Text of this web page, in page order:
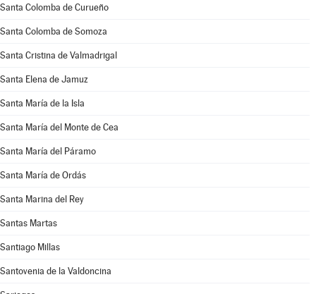
Santa Colomba de Curueño
Santa Colomba de Somoza
Santa Cristina de Valmadrigal
Santa Elena de Jamuz
Santa María de la Isla
Santa María del Monte de Cea
Santa María del Páramo
Santa María de Ordás
Santa Marina del Rey
Santas Martas
Santiago Millas
Santovenia de la Valdoncina